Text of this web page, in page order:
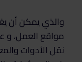
والذي يمكن أن
مواقع العمل، و
نقل الأدوات